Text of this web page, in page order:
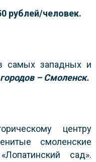
рублей/человек.
самых западных и
городов– Смоленск.
центру
смоленские
сад».